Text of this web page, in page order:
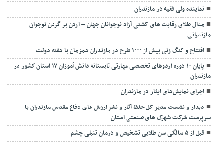
نماينده ولی فقیه در مازندران
مدال طلای رقابت های کشتی آزاد نوجوانان جهان – اردن بر گردن نوجوان
مازندرانی
افتتاح و کنگ زنی بیش از ۱۰۰۰ طرح در مازندران همزمان با هفته دولت
پایان ۱۰ دوره اردوهای تخصصی مهارتی تابستانه دانش آموزان ۱۷ استان کشور در
مازندران
اجرای نمایش‌های ایثار در مازندران
دیدار و نشست مدیر کل حفظ آثار و نشر ارزش های دفاع مقدس مازندران با
سرپرست شرکت شهرک های صنعتی استان
قبل از ۵ سالگی سن طلایی تشخیص و درمان تنبلی چشم